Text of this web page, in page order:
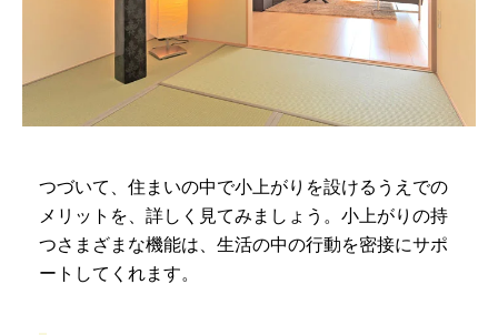
つづいて、住まいの中で小上がりを設けるうえでの
メリットを、詳しく見てみましょう。小上がりの持
つさまざまな機能は、生活の中の行動を密接にサポ
ートしてくれます。